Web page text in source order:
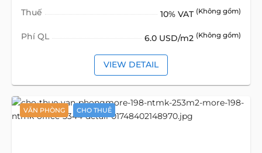
Thuế 10% VAT (Không gồm)
Phí QL 6.0 USD/m2 (Không gồm)
VIEW DETAIL
VĂN PHÒNG CHO THUÊ